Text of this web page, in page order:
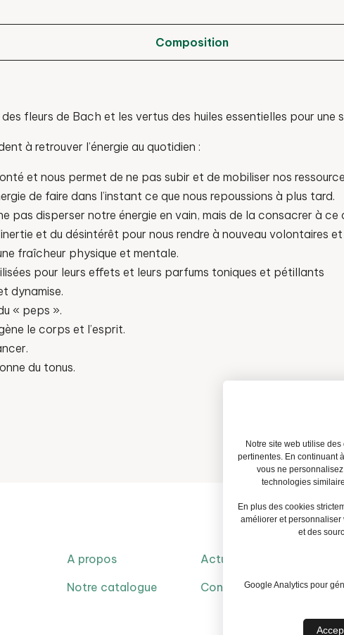
Composition
fleurs de Bach et les vertus des huiles essentielles pour une
à retrouver l’énergie au quotidien :
et nous permet de ne pas subir et de mobiliser nos
de faire dans l’instant ce que nous repoussions à plus tard.
pas disperser notre énergie en vain, mais de la consacrer à
et du désintérêt pour nous rendre à nouveau volontaires
fraîcheur physique et mentale.
pour leurs effets et leurs parfums toniques et pétillants
dynamise.
« peps ».
le corps et l’esprit.
du tonus.
A propos
Notre catalogue
Actualités
Contact
Notre site web utilise
pertinentes. En continuant
vous ne
technologies
En plus des cookies
améliorer et personnaliser
et des
Google Analytics pour